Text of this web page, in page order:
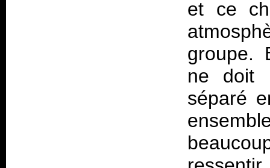
et ce
groupe.
ne doit
séparé